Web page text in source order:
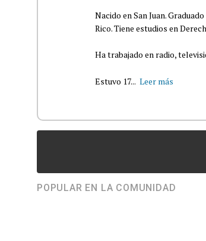
Nacido en San Juan.
Rico. Tiene estudios en
Ha trabajado en radio,
Estuvo 17... Leer más
POPULAR EN LA COMUNIDAD